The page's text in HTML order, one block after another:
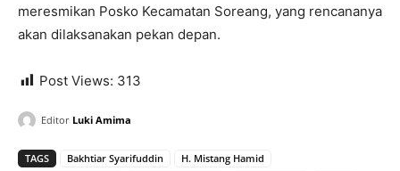
meresmikan Posko Kecamatan Soreang, yang rencananya
akan dilaksanakan pekan depan.
Post Views: 313
Editor Luki Amima
TAGS Bakhtiar Syarifuddin
H. Mistang Hamid